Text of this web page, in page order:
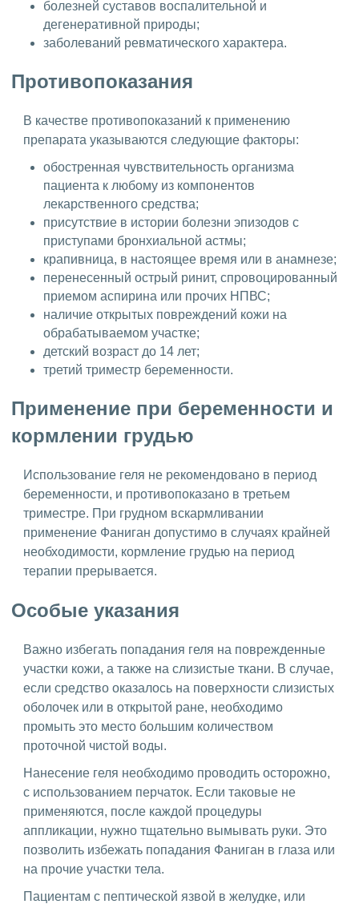
болезней суставов воспалительной и
дегенеративной природы;
заболеваний ревматического характера.
Противопоказания
В качестве противопоказаний к применению
препарата указываются следующие факторы:
обостренная чувствительность организма
пациента к любому из компонентов
лекарственного средства;
присутствие в истории болезни эпизодов с
приступами бронхиальной астмы;
крапивница, в настоящее время или в анамнезе;
перенесенный острый ринит, спровоцированный
приемом аспирина или прочих НПВС;
наличие открытых повреждений кожи на
обрабатываемом участке;
детский возраст до 14 лет;
третий триместр беременности.
Применение при беременности и
кормлении грудью
Использование геля не рекомендовано в период
беременности, и противопоказано в третьем
триместре. При грудном вскармливании
применение Фаниган допустимо в случаях крайней
необходимости, кормление грудью на период
терапии прерывается.
Особые указания
Важно избегать попадания геля на поврежденные
участки кожи, а также на слизистые ткани. В случае,
если средство оказалось на поверхности слизистых
оболочек или в открытой ране, необходимо
промыть это место большим количеством
проточной чистой воды.
Нанесение геля необходимо проводить осторожно,
с использованием перчаток. Если таковые не
применяются, после каждой процедуры
аппликации, нужно тщательно вымывать руки. Это
позволить избежать попадания Фаниган в глаза или
на прочие участки тела.
Пациентам с пептической язвой в желудке, или